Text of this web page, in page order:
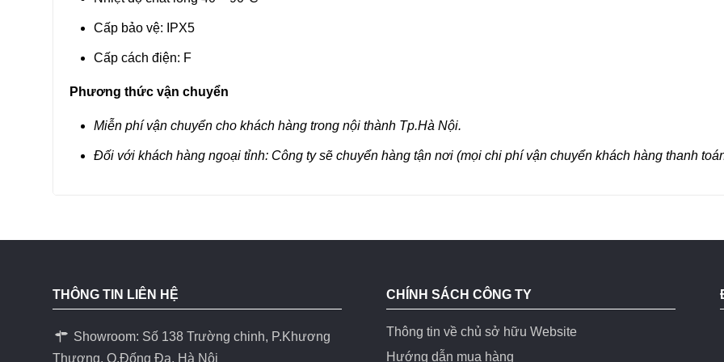
Cấp bảo vệ: IPX5
Cấp cách điện: F
Phương thức vận chuyển
Miễn phí vận chuyển cho khách hàng trong nội thành Tp.Hà Nội.
Đối với khách hàng ngoại tỉnh: Công ty sẽ chuyển hàng tận nơi (mọi chi phí vận chuyển khách hàng thanh
THÔNG TIN LIÊN HỆ
Showroom: Số 138 Trường chinh, P.Khương
Thương, Q.Đống Đa, Hà Nội
CHÍNH SÁCH CÔNG TY
Thông tin về chủ sở hữu Website
Hướng dẫn mua hàng